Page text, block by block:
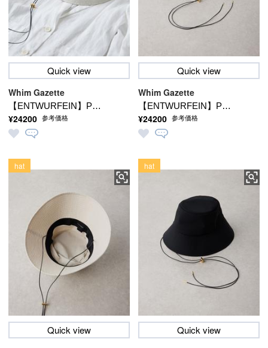
Quick view
【ENTWURFEIN】Paul
L.2
Whim Gazette
¥24200 参考価格
Quick view
【ENTWURFEIN】Paul
L.2
Whim Gazette
¥24200 参考価格
Quick view
hat
Quick view
hat